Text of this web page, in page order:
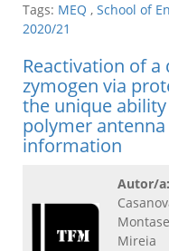
Tags: MEQ , School of
2020/21
Reactivation of
zymogen via
the unique
polymer
information
Autor/a:
Mireia